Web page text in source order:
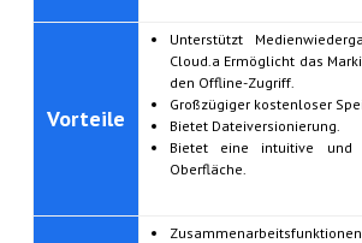
Vorteile
Unterstützt
Cloud.a Ermöglicht das
den Offline-Zugriff.
Großzügiger kostenloser
Bietet Dateiversionierung.
Bietet eine intuitive und
Oberfläche.